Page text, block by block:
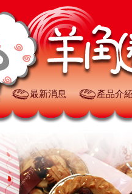
最新消息 產品介